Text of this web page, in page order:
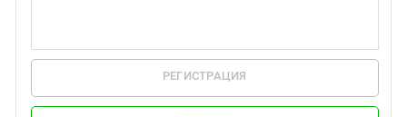
РЕГИСТРАЦИЯ